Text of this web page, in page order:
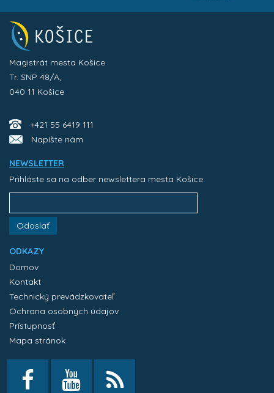
Magistrát mesta Košice
Tr. SNP 48/A,
040 11 Košice
+421 55 6419 111
Napíšte nám
NEWSLETTER
Prihláste sa na odber newslettera mesta Košice:
Odoslať
ODKAZY
Domov
Kontakt
Technický prevádzkovateľ
Ochrana osobných údajov
Prístupnosť
Mapa stránok